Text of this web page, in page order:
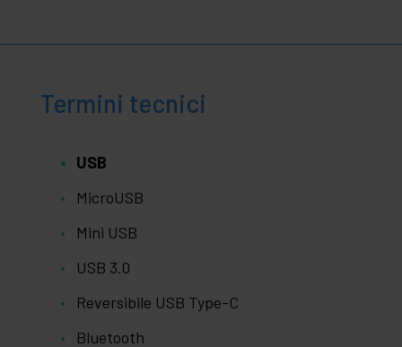
Termini tecnici
USB
MicroUSB
Mini USB
USB 3.0
Reversibile USB Type-C
Bluetooth